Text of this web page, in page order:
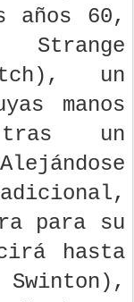
años 60,
un
manos
tras un
para su
hasta